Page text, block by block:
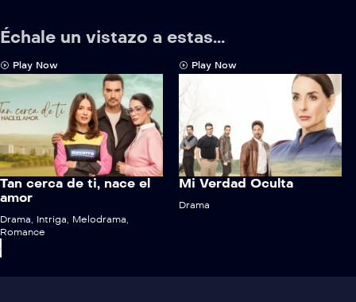
Échale un vistazo a estas...
Play Now
Tan cerca de ti, nace el
amor
Drama, Intriga, Melodrama,
Romance
Play Now
Mi Verdad Oculta
Drama